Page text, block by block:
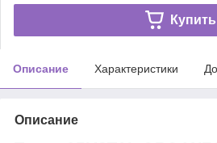
Купить
Описание Характеристики
Описание